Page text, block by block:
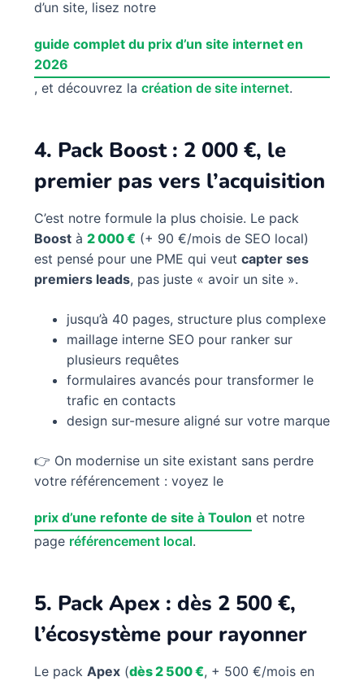
d’un site, lisez notre
guide complet du prix d’un site internet en
2026
, et découvrez la création de site internet.
4. Pack Boost : 2 000 €, le
premier pas vers l’acquisition
C’est notre formule la plus choisie. Le pack
Boost à 2 000 € (+ 90 €/mois de SEO local)
est pensé pour une PME qui veut capter ses
premiers leads, pas juste « avoir un site ».
jusqu’à 40 pages, structure plus complexe
maillage interne SEO pour ranker sur
plusieurs requêtes
formulaires avancés pour transformer le
trafic en contacts
design sur-mesure aligné sur votre marque
👉 On modernise un site existant sans perdre
votre référencement : voyez le
prix d’une refonte de site à Toulon et notre
page référencement local.
5. Pack Apex : dès 2 500 €,
l’écosystème pour rayonner
Le pack Apex (dès 2 500 €, + 500 €/mois en